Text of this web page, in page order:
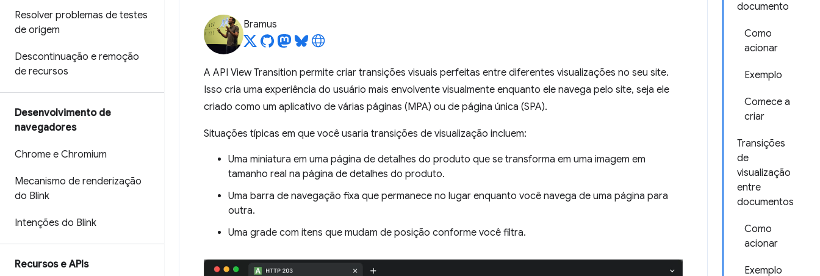
Resolver problemas de testes
de origem
Descontinuação e remoção
de recursos
Desenvolvimento de
navegadores
Chrome e Chromium
Mecanismo de renderização
do Blink
Intenções do Blink
Recursos e APIs
documento
Como
acionar
Exemplo
Comece a
criar
Transições
de
visualização
entre
documentos
Como
acionar
Exemplo
Bramus
A API View Transition permite criar transições visuais perfeitas entre diferentes visualizações no seu site.
Isso cria uma experiência do usuário mais envolvente visualmente enquanto ele navega pelo site, seja ele
criado como um aplicativo de várias páginas (MPA) ou de página única (SPA).
Situações típicas em que você usaria transições de visualização incluem:
Uma miniatura em uma página de detalhes do produto que se transforma em uma imagem em
tamanho real na página de detalhes do produto.
Uma barra de navegação fixa que permanece no lugar enquanto você navega de uma página para
outra.
Uma grade com itens que mudam de posição conforme você filtra.